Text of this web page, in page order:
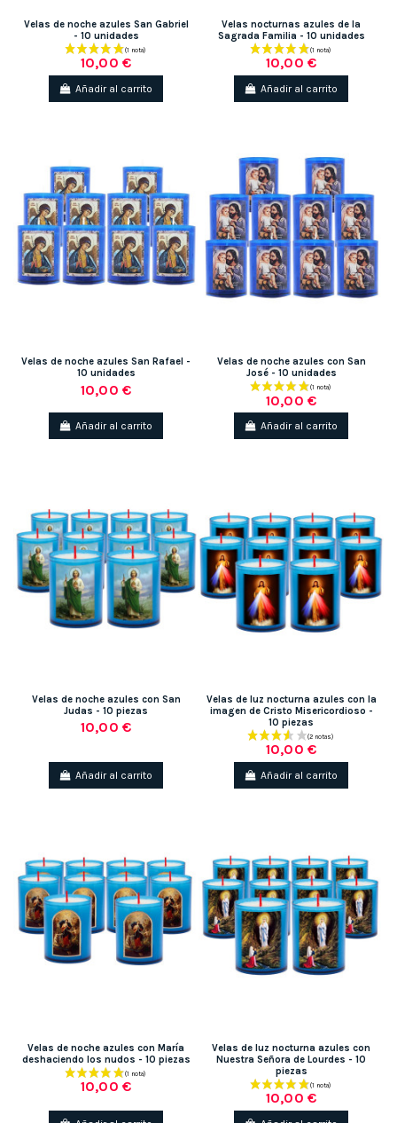
Velas de noche azules San Gabriel
- 10 unidades
(1 nota)
10,00 €
Añadir al carrito
Velas nocturnas azules de la
Sagrada Familia - 10 unidades
10,00 €
Añadir al carrito
Velas de noche azules San Rafael -
10 unidades
10,00 €
Añadir al carrito
Velas de noche azules con San
José - 10 unidades
10,00 €
Añadir al carrito
Velas de noche azules con San
Judas - 10 piezas
10,00 €
Añadir al carrito
Velas de luz nocturna azules con la
imagen de Cristo Misericordioso -
10 piezas
10,00 €
Añadir al carrito
Velas de noche azules con María
deshaciendo los nudos - 10 piezas
10,00 €
Velas de luz nocturna azules con
Nuestra Señora de Lourdes - 10
piezas
10,00 €